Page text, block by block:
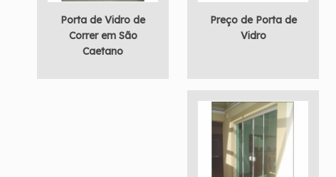
Porta de Vidro de
Correr em São
Caetano
Preço de Porta de
Vidro